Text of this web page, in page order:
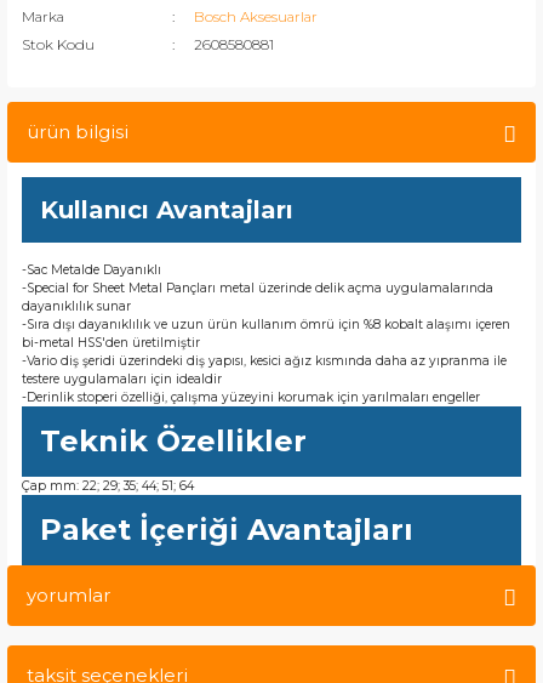
Marka
Bosch Aksesuarlar
Stok Kodu
2608580881
ürün bilgisi
Kullanıcı Avantajları
-Sac Metalde Dayanıklı
-Special for Sheet Metal Pançları metal üzerinde delik açma uygulamalarında
dayanıklılık sunar
-Sıra dışı dayanıklılık ve uzun ürün kullanım ömrü için %8 kobalt alaşımı içeren
bi-metal HSS'den üretilmiştir
-Vario diş şeridi üzerindeki diş yapısı, kesici ağız kısmında daha az yıpranma ile
testere uygulamaları için idealdir
-Derinlik stoperi özelliği, çalışma yüzeyini korumak için yarılmaları engeller
Teknik Özellikler
Çap mm: 22; 29; 35; 44; 51; 64
Paket İçeriği Avantajları
yorumlar
taksit seçenekleri